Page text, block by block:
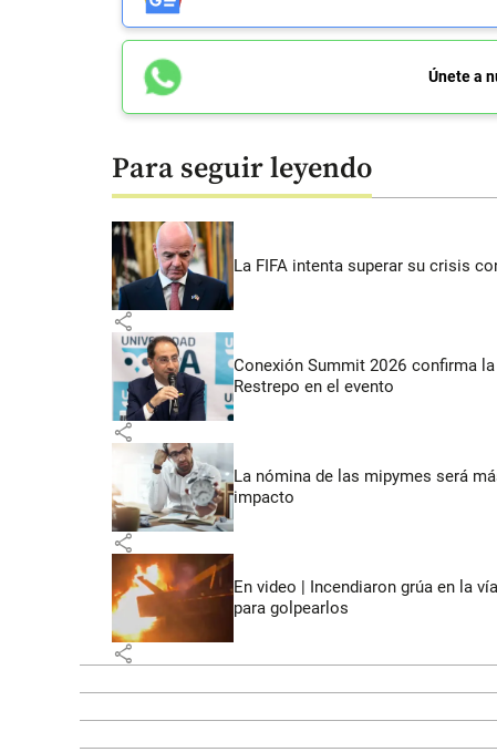
Únete a
Para seguir leyendo
La FIFA intenta superar su crisis
share
Conexión Summit 2026 confirma
Restrepo en el evento
share
La nómina de las mipymes será
impacto
share
En video | Incendiaron grúa en la
para golpearlos
share